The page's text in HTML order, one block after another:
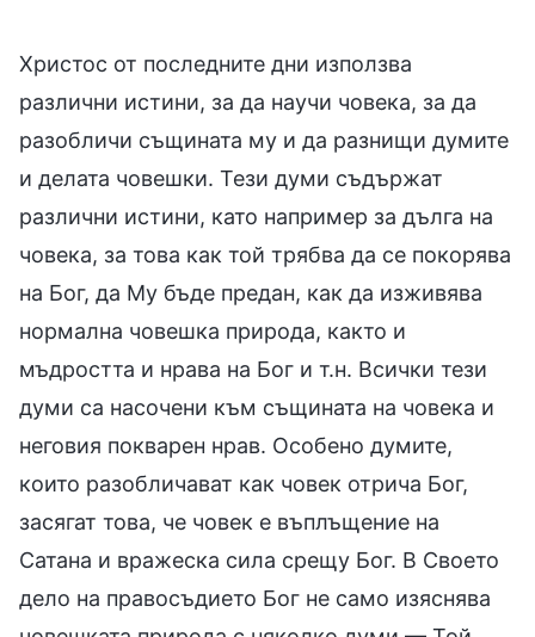
Христос от последните дни използва
различни истини, за да научи човека, за да
разобличи същината му и да разнищи думите
и делата човешки. Тези думи съдържат
различни истини, като например за дълга на
човека, за това как той трябва да се покорява
на Бог, да Му бъде предан, как да изживява
нормална човешка природа, както и
мъдростта и нрава на Бог и т.н. Всички тези
думи са насочени към същината на човека и
неговия покварен нрав. Особено думите,
които разобличават как човек отрича Бог,
засягат това, че човек е въплъщение на
Сатана и вражеска сила срещу Бог. В Своето
дело на правосъдието Бог не само изяснява